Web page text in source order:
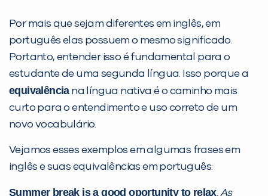
Por mais que sejam diferentes em inglês, em
português elas possuem o mesmo significado.
Portanto, entender isso é fundamental para o
estudante de uma segunda língua. Isso porque a
equivalênciana língua nativa é o caminho mais
curto para o entendimento e uso correto de um
novo vocabulário.
Vejamos esses exemplos em algumas frases em
inglês e suas equivalências em português:
Summer breakis a good oportunity to relax. As